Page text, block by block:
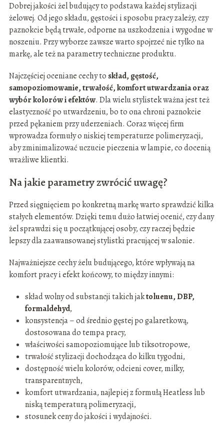
Dobrej jakości żel budujący to podstawa każdej stylizacji
żelowej. Od jego składu, gęstości i sposobu pracy zależy, czy
paznokcie będą trwałe, odporne na uszkodzenia i wygodne w
noszeniu. Przy wyborze zawsze warto spojrzeć nie tylko na
markę, ale też na parametry techniczne produktu.
Najczęściej oceniane cechy to skład, gęstość,
samopoziomowanie, trwałość, komfort utwardzania oraz
wybór kolorów i efektów. Dla wielu stylistek ważna jest też
elastyczność po utwardzeniu, bo to ona chroni paznokcie
przed pękaniem przy uderzeniach. Coraz więcej firm
wprowadza formuły o niskiej temperaturze polimeryzacji,
aby zminimalizować uczucie pieczenia w lampie, co docenią
wrażliwe klientki.
Na jakie parametry zwrócić uwagę?
Przed sięgnięciem po konkretną markę warto sprawdzić kilka
stałych elementów. Dzięki temu dużo łatwiej ocenić, czy dany
żel sprawdzi się u początkującej osoby, czy raczej będzie
lepszy dla zaawansowanej stylistki pracującej w salonie.
Najważniejsze cechy żelu budującego, które wpływają na
komfort pracy i efekt końcowy, to między innymi:
skład wolny od substancji takich jaktoluenu, DBP,
formaldehyd,
konsystencja – od średnio gęstej po galaretkową,
dostosowana do tempa pracy,
właściwości samopoziomujące lub tiksotropowe,
trwałość stylizacji dochodząca do kilku tygodni,
dostępność wielu kolorów, odcieni cover, milky,
transparentnych,
komfort utwardzania, najlepiej z formułą Heatless lub
niską temperaturą polimeryzacji,
stosunek ceny do jakości i wydajności.